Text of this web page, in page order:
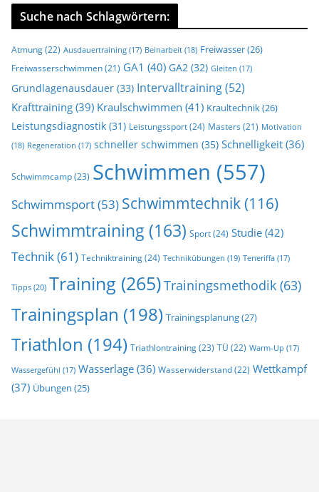
Suche nach Schlagwörtern:
Atmung(22) Ausdauertraining (17) Beinarbeit (18) Freiwasser(26)
Freiwasserschwimmen (21) GA1 (40) GA2 (32) Gleiten (17)
Grundlagenausdauer (33) Intervalltraining(52)
Krafttraining (39) Kraulschwimmen (41) Kraultechnik(26)
Leistungsdiagnostik (31) Leistungssport(24) Masters (21) Motivation
(18) Regeneration (17) schneller schwimmen (35) Schnelligkeit (36)
Schwimmcamp(23) Schwimmen (557)
Schwimmsport(53) Schwimmtechnik(116)
Schwimmtraining (163) Sport(24) Studie (42)
Technik(61) Techniktraining(24) Technikübungen (19) Teneriffa (17)
Tipps (20) Training (265)Trainingsmethodik (63)
Trainingsplan (198) Trainingsplanung(27)
Triathlon (194) Triathlontraining(23) TÜ (22) Warm-Up (17)
Wassergefühl (17) Wasserlage (36) Wasserwiderstand(22) Wettkampf
(37) Übungen (25)